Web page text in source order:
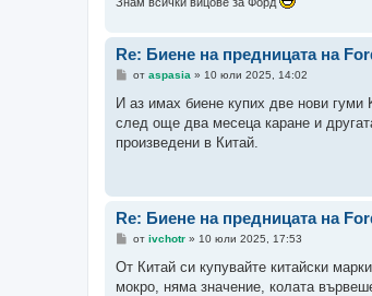
Re: Биене на предницата на
М
е
и
е
от aspasia» 10 юли 2025, 14:02
И аз имах биене купих две нови
след още два месеца каране и
произведени в Китай.
Re: Биене на предницата на
М
е
и
от ivchotr» 10 юли 2025, 17:53
От Китай си купувайте китайски
мокро, няма значение, колата